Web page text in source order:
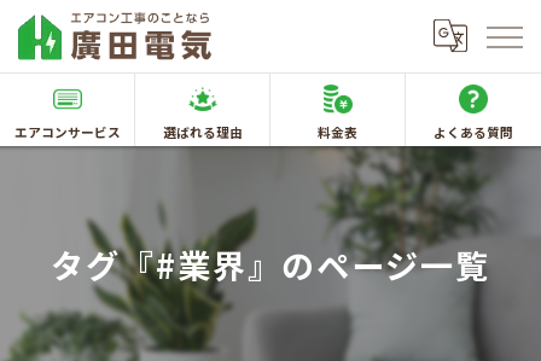
エアコンサービス 選ばれる理由 料金表 よくある質問
タグ『#業界』のページ一覧